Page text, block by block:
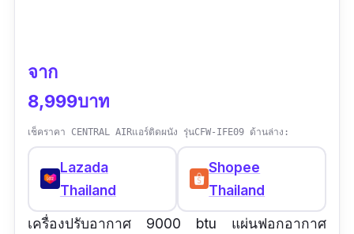
จาก
8,999บาท
เช็คราคา CENTRAL AIRแอร์ติดผนัง รุ่นCFW-IFE09 ด้านล่าง:
Lazada
Thailand
Shopee
Thailand
เครื่องปรับอากาศ 9000 btu แผ่นฟอกอากาศ